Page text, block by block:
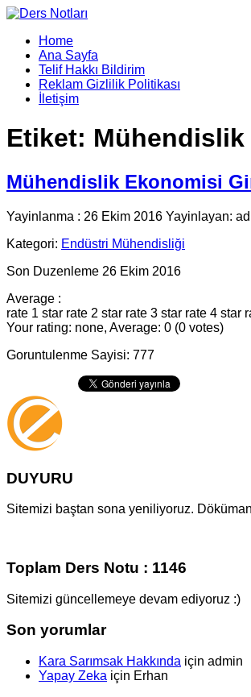
Home
Ana Sayfa
Telif Hakkı Bildirim
Reklam Gizlilik Politikası
İletişim
Etiket: Mühendislik
Mühendislik Ekonomisi
Yayinlanma : 26 Ekim 2016 Yayinlayan:
Kategori: Endüstri Mühendisliği
Son Duzenleme 26 Ekim 2016
Average :
rate 1 star rate 2 star rate 3 star rate 4 star
Your rating: none, Average: 0 (0 votes)
Goruntulenme Sayisi: 777
DUYURU
Sitemizi baştan sona yeniliyoruz.
Toplam Ders Notu : 1146
Sitemizi güncellemeye devam ediyoruz :)
Son yorumlar
Kara Sarımsak Hakkında için admin
Yapay Zeka için Erhan